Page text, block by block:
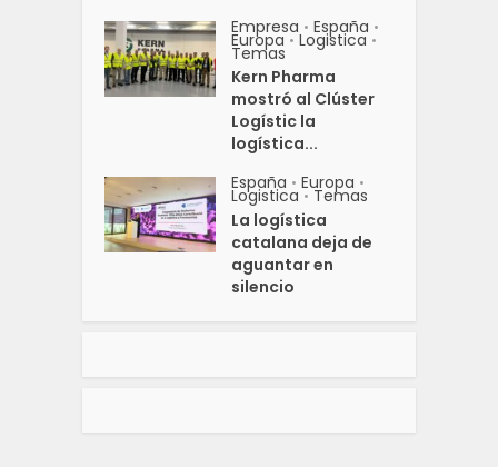
Empresa • España •
Europa • Logistica •
Temas
Kern Pharma
mostró al Clúster
Logístic la
logística...
España • Europa •
Logistica • Temas
La logística
catalana deja de
aguantar en
silencio